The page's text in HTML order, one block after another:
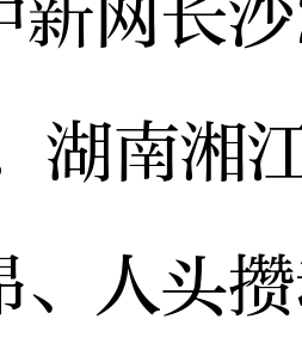
网长沙
湖南湘
、人头